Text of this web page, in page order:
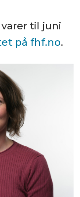
til juni
på fhf.no.